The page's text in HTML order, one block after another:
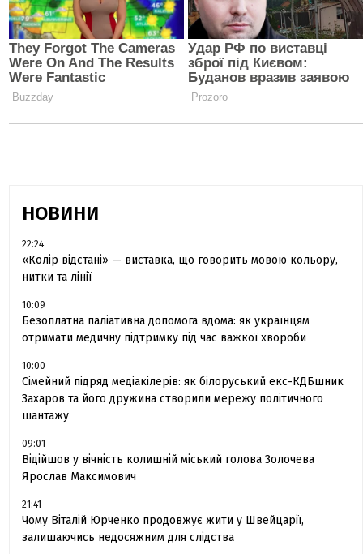
НОВИНИ
22:24
«Колір відстані» — виставка, що говорить мовою кольору,
нитки та лінії
10:09
Безоплатна паліативна допомога вдома: як українцям
отримати медичну підтримку під час важкої хвороби
10:00
Сімейний підряд медіакілерів: як білоруський екс-КДБшник
Захаров та його дружина створили мережу політичного
шантажу
09:01
Відійшов у вічність колишній міський голова Золочева
Ярослав Максимович
21:41
Чому Віталій Юрченко продовжує жити у Швейцарії,
залишаючись недосяжним для слідства